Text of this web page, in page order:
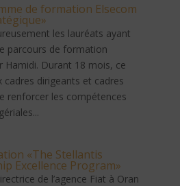
de formation Elsecom
les lauréats ayant
parcours de formation
Hamidi. Durant 18 mois, ce
dirigeants et cadres
renforcer les compétences
«The Stellantis
Excellence Program»
de l’agence Fiat à Oran